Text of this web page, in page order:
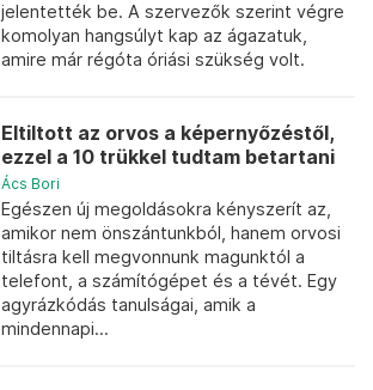
jelentették be. A szervezők szerint végre
komolyan hangsúlyt kap az ágazatuk,
amire már régóta óriási szükség volt.
Eltiltott az orvos a képernyőzéstől,
ezzel a 10 trükkel tudtam betartani
Ács Bori
Egészen új megoldásokra kényszerít az,
amikor nem önszántunkból, hanem orvosi
tiltásra kell megvonnunk magunktól a
telefont, a számítógépet és a tévét. Egy
agyrázkódás tanulságai, amik a
mindennapi...